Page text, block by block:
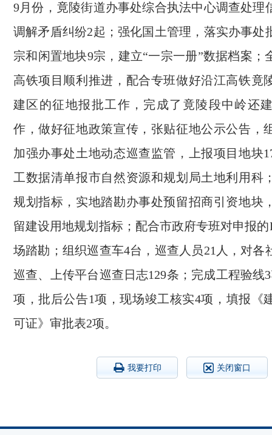
9月份，竟陵街道办事处综合执法中心调查处理
调解矛盾纠纷2起；强化国土管理，落实办事处
宗和闲置地块9宗，建立“一宗一册”数据档案；
高铁项目顺利推进，配合专班做好沿江高铁竟
建区的征地报批工作，完成了竟陵段中岭还
作，做好征地政策宣传，张贴征地公示公告，
加强办事处土地动态巡查监管，上报项目地块
工数据清单报市自然资源和规划局土地利用科
规划指标，实地踏勘办事处预留招商引资地块
留建设用地规划指标；配合市政府专班对申报
场踏勘；组织巡查车4台，巡查人员21人，对各
巡查、上传平台巡查日志129条；完成工程验线
项，批后公告1项，现场竣工核实4项，填报《
可证》审批表2项。
我要打印 关闭窗口